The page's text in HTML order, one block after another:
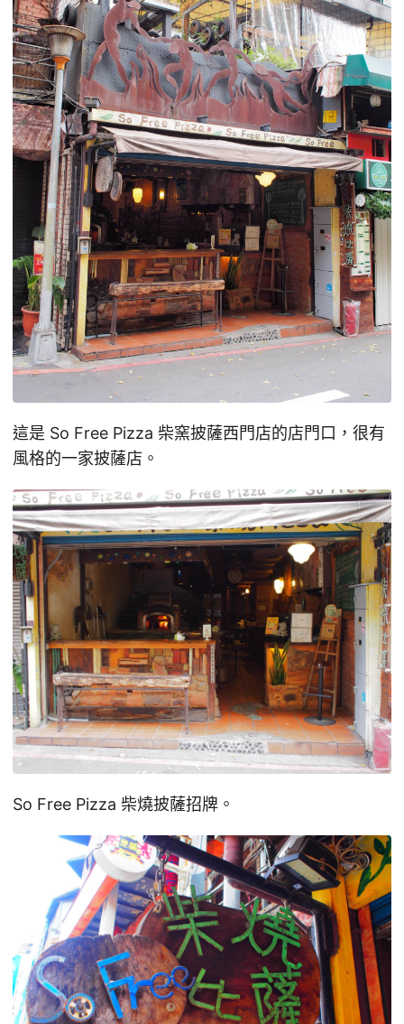
這是 So Free Pizza 柴窯披薩西門店的店門口，很有
風格的一家披薩店。
So Free Pizza 柴燒披薩招牌。